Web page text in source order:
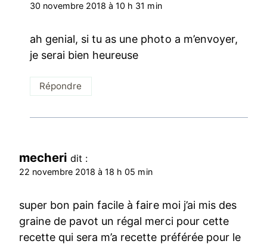
30 novembre 2018 à 10 h 31 min
ah genial, si tu as une photo a m’envoyer,
je serai bien heureuse
Répondre
mecheri dit :
22 novembre 2018 à 18 h 05 min
super bon pain facile à faire moi j’ai mis des
graine de pavot un régal merci pour cette
recette qui sera m’a recette préférée pour le